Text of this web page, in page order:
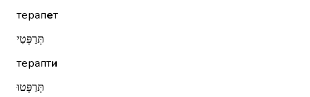
терапет
תְּרַפְּטִי
терапти
תְּרַפְּטוּ